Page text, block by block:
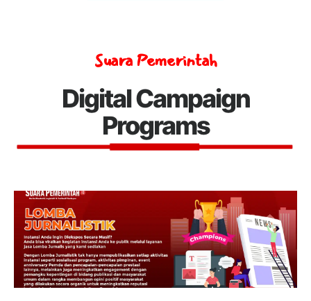
Suara Pemerintah
Digital Campaign
Programs